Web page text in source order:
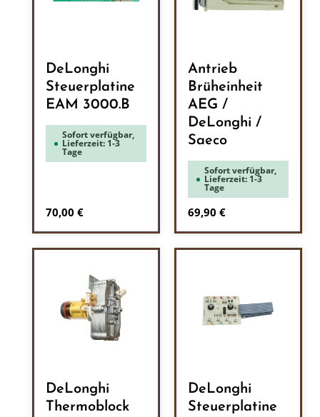
DeLonghi
Steuerplatine
EAM 3000.B
Sofort verfügbar,
Lieferzeit: 1-3
Tage
Regulärer Preis:
70,00 €
Antrieb
Brüheinheit
AEG /
DeLonghi /
Saeco
Sofort verfügbar,
Lieferzeit: 1-3
Tage
Regulärer Preis:
69,90 €
DeLonghi
Thermoblock
DeLonghi
Steuerplatine